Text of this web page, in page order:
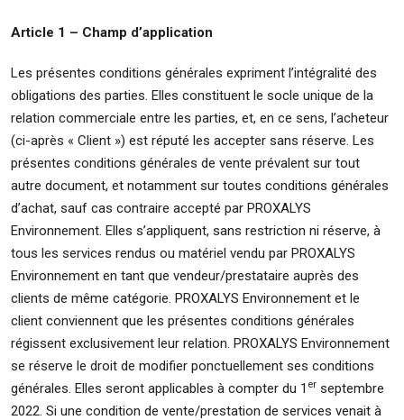
Article 1 – Champ d’application
Les présentes conditions générales expriment l’intégralité des
obligations des parties. Elles constituent le socle unique de la
relation commerciale entre les parties, et, en ce sens, l’acheteur
(ci-après « Client ») est réputé les accepter sans réserve. Les
présentes conditions générales de vente prévalent sur tout
autre document, et notamment sur toutes conditions générales
d’achat, sauf cas contraire accepté par PROXALYS
Environnement. Elles s’appliquent, sans restriction ni réserve, à
tous les services rendus ou matériel vendu par PROXALYS
Environnement en tant que vendeur/prestataire auprès des
clients de même catégorie. PROXALYS Environnement et le
client conviennent que les présentes conditions générales
régissent exclusivement leur relation. PROXALYS Environnement
se réserve le droit de modifier ponctuellement ses conditions
générales. Elles seront applicables à compter du 1 er septembre
2022. Si une condition de vente/prestation de services venait à